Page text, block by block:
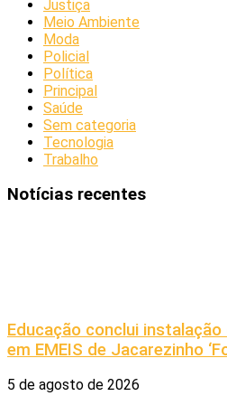
Justiça
Meio Ambiente
Moda
Policial
Política
Principal
Saúde
Sem categoria
Tecnologia
Trabalho
Notícias recentes
Educação conclui
em EMEIS de Jacarezinho
5 de agosto de 2026